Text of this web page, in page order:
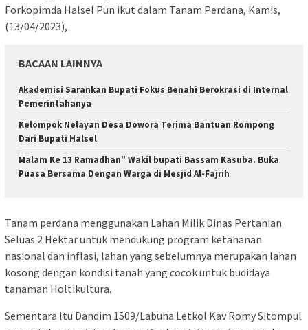
Forkopimda Halsel Pun ikut dalam Tanam Perdana, Kamis,
(13/04/2023),
BACAAN LAINNYA
Akademisi Sarankan Bupati Fokus Benahi Berokrasi di Internal
Pemerintahanya
Kelompok Nelayan Desa Dowora Terima Bantuan Rompong
Dari Bupati Halsel
Malam Ke 13 Ramadhan” Wakil bupati Bassam Kasuba. Buka
Puasa Bersama Dengan Warga di Mesjid Al-Fajrih
Tanam perdana menggunakan Lahan Milik Dinas Pertanian
Seluas 2 Hektar untuk mendukung program ketahanan
nasional dan inflasi, lahan yang sebelumnya merupakan lahan
kosong dengan kondisi tanah yang cocok untuk budidaya
tanaman Holtikultura.
Sementara Itu Dandim 1509/Labuha Letkol Kav Romy Sitompul